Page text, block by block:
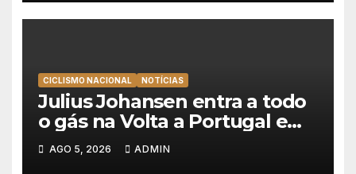
CICLISMO NACIONAL NOTÍCIAS
Julius Johansen entra a todo
o gás na Volta a Portugal e
lidera dobradinha da UAE
Team Emirates em Lisboa
AGO 5, 2026 ADMIN